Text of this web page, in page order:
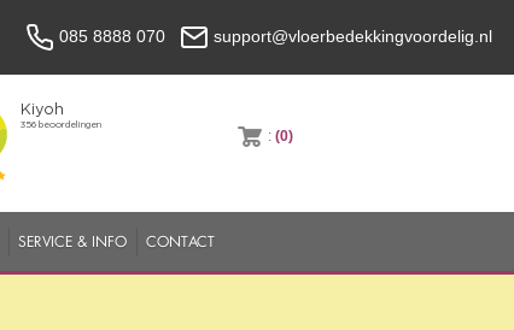
085 8888 070 support@vloerbedekkingvoordelig.nl
:(0)
SERVICE & INFO CONTACT